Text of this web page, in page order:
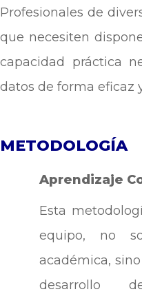
Profesionales de
que necesiten
capacidad práctica
datos de forma eficaz
METODOLOGÍA
Aprendizaje
Esta
equipo, no
académica,
desarrollo